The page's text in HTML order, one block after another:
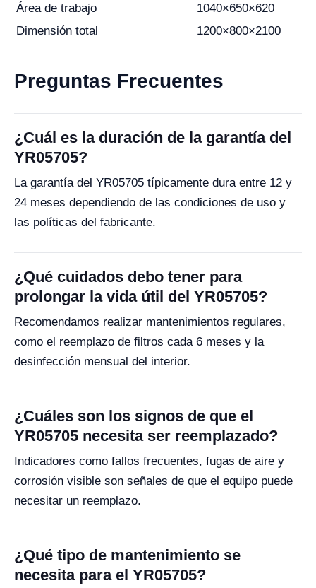
Área de trabajo
1040×650×620
Dimensión total
1200×800×2100
Preguntas Frecuentes
¿Cuál es la duración de la garantía del
YR05705?
La garantía del YR05705 típicamente dura entre 12 y
24 meses dependiendo de las condiciones de uso y
las políticas del fabricante.
¿Qué cuidados debo tener para
prolongar la vida útil del YR05705?
Recomendamos realizar mantenimientos regulares,
como el reemplazo de filtros cada 6 meses y la
desinfección mensual del interior.
¿Cuáles son los signos de que el
YR05705 necesita ser reemplazado?
Indicadores como fallos frecuentes, fugas de aire y
corrosión visible son señales de que el equipo puede
necesitar un reemplazo.
¿Qué tipo de mantenimiento se
necesita para el YR05705?